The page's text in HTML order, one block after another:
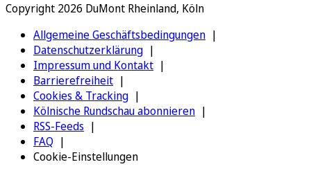
Copyright 2026 DuMont Rheinland, Köln
Allgemeine Geschäftsbedingungen
Datenschutzerklärung
Impressum und Kontakt
Barrierefreiheit
Cookies & Tracking
Kölnische Rundschau abonnieren
RSS-Feeds
FAQ
Cookie-Einstellungen